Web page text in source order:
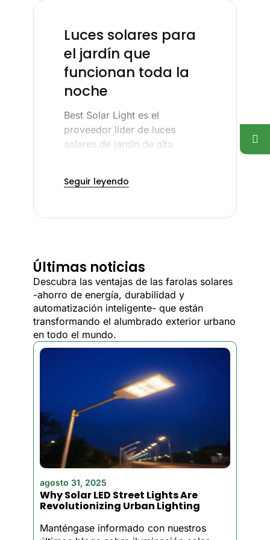
Luces solares para
el jardín que
funcionan toda la
noche
Best Solar Light es el
proveedor líder de luces
solares de jardín de alta
de energía. Nuestra empresa
de luces solares de jardín de
y la noche sin facturas de
electricidad. Iluminamos
propiedades comerciales,
zonas ajardinadas y pasarelas
de empresas de todo el país
con una resistente iluminación
alimentada por energía solar.
luces LED solares para
les permite cargarse
durante el día y eliminar el uso
de electricidad para ofrecer
una luz brillante cuando se
pone el sol. Todos los
productos incluyen sencillas
instrucciones de instalación y
pilas de larga duración.
Vendemos iluminación solar
instalar, ya que no requiere
Seguir leyendo
Últimas noticias
Descubra las ventajas de las farolas solares
-ahorro de energía, durabilidad y
automatización inteligente- que están
transformando el alumbrado exterior urbano
en todo el mundo.
agosto 31, 2025
Why Solar LED Street Lights Are
Revolutionizing Urban Lighting
Manténgase informado con nuestros